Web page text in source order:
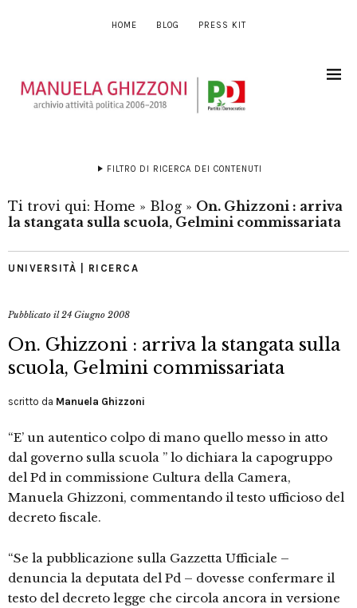
HOME BLOG PRESS KIT
FILTRO DI RICERCA DEI CONTENUTI
Ti trovi qui: Home » Blog » On. Ghizzoni : arriva
la stangata sulla scuola, Gelmini commissariata
UNIVERSITÀ | RICERCA
Pubblicato il24 Giugno 2008
On. Ghizzoni : arriva la stangata sulla
scuola, Gelmini commissariata
scritto da Manuela Ghizzoni
“E’ un autentico colpo di mano quello messo in atto
dal governo sulla scuola ” lo dichiara la capogruppo
del Pd in commissione Cultura della Camera,
Manuela Ghizzoni, commentando il testo ufficioso del
decreto fiscale.
“Se la pubblicazione sulla Gazzetta Ufficiale –
denuncia la deputata del Pd – dovesse confermare il
testo del decreto legge che circola ancora in versione